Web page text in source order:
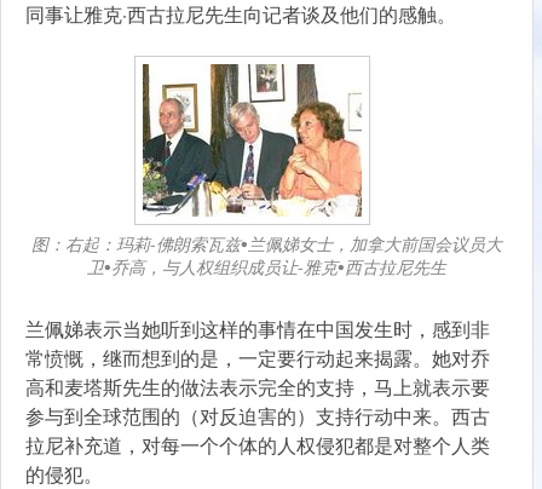
同事让雅克·西古拉尼先生向记者谈及他们的感触。
图：右起：玛莉-佛朗索瓦兹•兰佩娣女士，加拿大前国会议员大
卫•乔高，与人权组织成员让-雅克•西古拉尼先生
兰佩娣表示当她听到这样的事情在中国发生时，感到非
常愤慨，继而想到的是，一定要行动起来揭露。她对乔
高和麦塔斯先生的做法表示完全的支持，马上就表示要
参与到全球范围的（对反迫害的）支持行动中来。西古
拉尼补充道，对每一个个体的人权侵犯都是对整个人类
的侵犯。